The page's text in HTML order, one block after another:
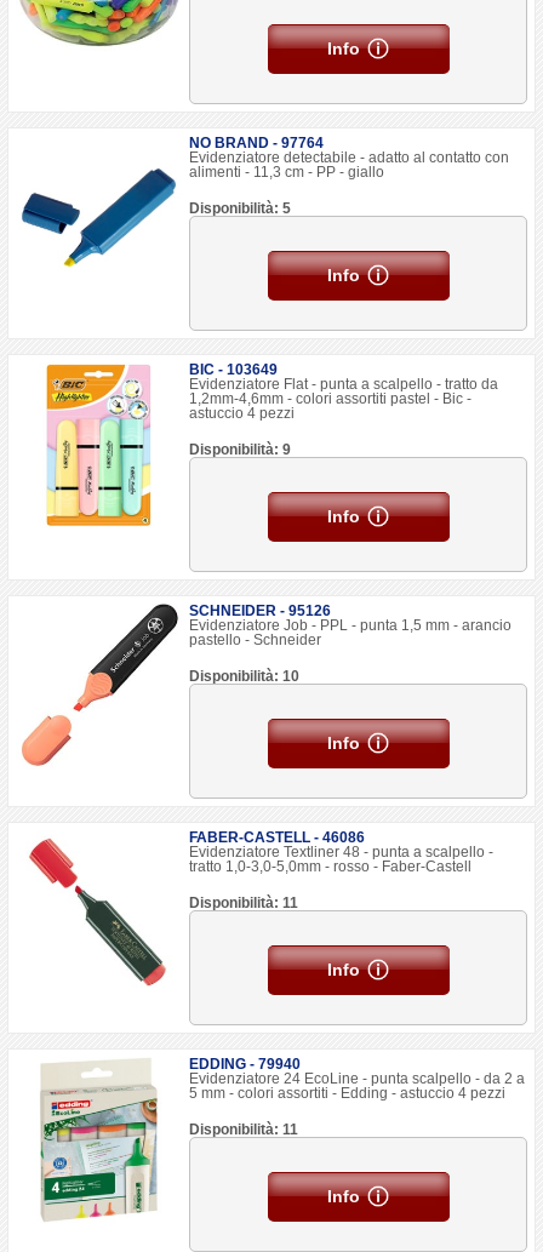
Info
NO BRAND - 97764
Evidenziatore detectabile - adatto al contatto con
alimenti - 11,3 cm - PP - giallo
Disponibilità: 5
Info
BIC - 103649
Evidenziatore Flat - punta a scalpello - tratto da
1,2mm-4,6mm - colori assortiti pastel - Bic -
astuccio 4 pezzi
Disponibilità: 9
Info
SCHNEIDER - 95126
Evidenziatore Job - PPL - punta 1,5 mm - arancio
pastello - Schneider
Disponibilità: 10
Info
FABER-CASTELL - 46086
Evidenziatore Textliner 48 - punta a scalpello -
tratto 1,0-3,0-5,0mm - rosso - Faber-Castell
Disponibilità: 11
Info
EDDING - 79940
Evidenziatore 24 EcoLine - punta scalpello - da 2 a
5 mm - colori assortiti - Edding - astuccio 4 pezzi
Disponibilità: 11
Info